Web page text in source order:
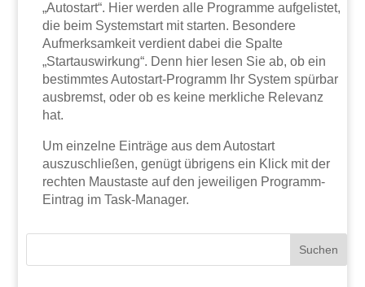
„Autostart“. Hier werden alle Programme aufgelistet,
die beim Systemstart mit starten. Besondere
Aufmerksamkeit verdient dabei die Spalte
„Startauswirkung“. Denn hier lesen Sie ab, ob ein
bestimmtes Autostart-Programm Ihr System spürbar
ausbremst, oder ob es keine merkliche Relevanz
hat.
Um einzelne Einträge aus dem Autostart
auszuschließen, genügt übrigens ein Klick mit der
rechten Maustaste auf den jeweiligen Programm-
Eintrag im Task-Manager.